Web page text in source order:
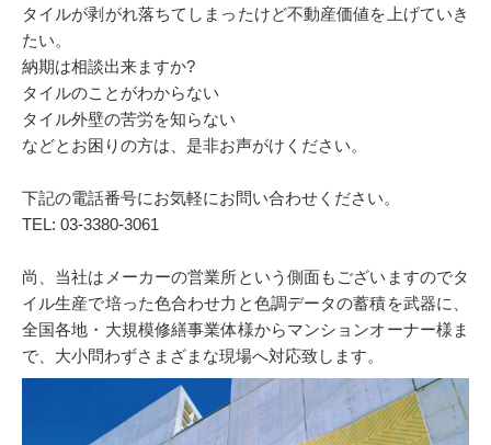
タイルが剥がれ落ちてしまったけど不動産価値を上げていき
たい。
納期は相談出来ますか?
タイルのことがわからない
タイル外壁の苦労を知らない
などとお困りの方は、是非お声がけください。
下記の電話番号にお気軽にお問い合わせください。
TEL: 03-3380-3061
尚、当社はメーカーの営業所という側面もございますのでタ
イル生産で培った色合わせ力と色調データの蓄積を武器に、
全国各地・大規模修繕事業体様からマンションオーナー様ま
で、大小問わずさまざまな現場へ対応致します。